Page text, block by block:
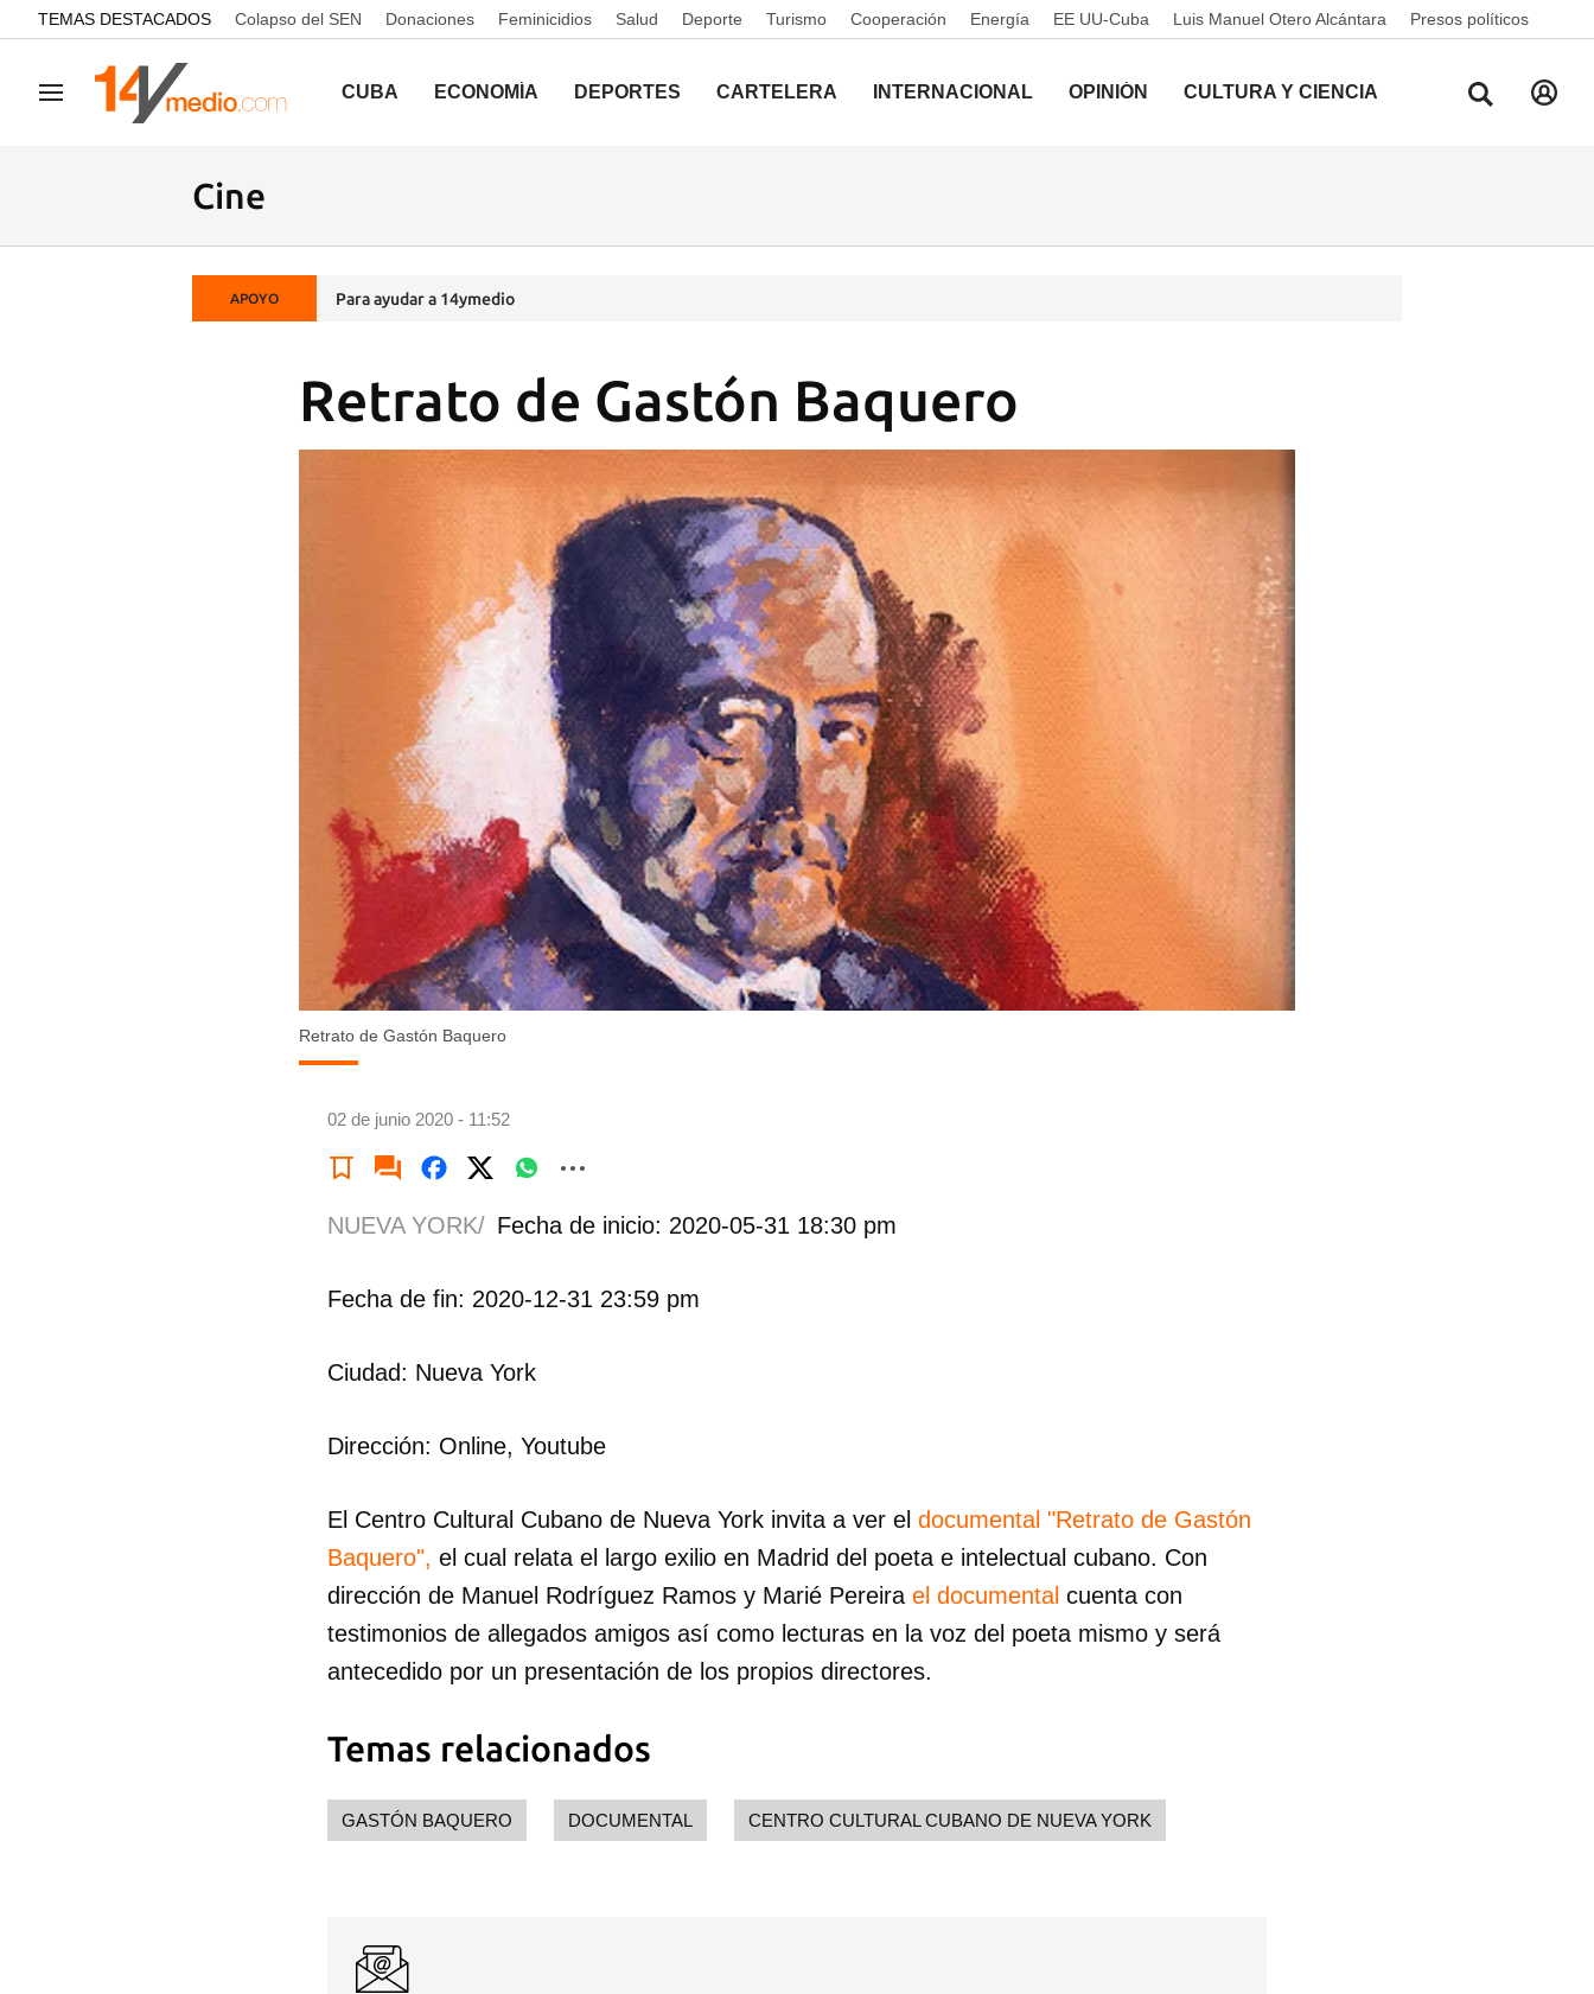
common.go-to-content
TEMAS DESTACADOS Colapso del SEN Donaciones Feminicidios Salud Deporte Turismo Cooperación Energía EE UU-Cuba Luis Manuel Otero Alcántara Presos políticos
Navegación CUBA ECONOMÍA DEPORTES CARTELERA INTERNACIONAL OPINIÓN CULTURA Y CIENCIA
Cine
APOYO Para ayudar a 14ymedio
Retrato de Gastón Baquero
Retrato de Gastón Baquero
02 de junio 2020 - 11:52
Guardar como favorito
NUEVA YORK/ Fecha de inicio: 2020-05-31 18:30 pm
Fecha de fin: 2020-12-31 23:59 pm
Ciudad: Nueva York
Dirección: Online, Youtube
El Centro Cultural Cubano de Nueva York invita a ver el documental "Retrato de Gastón
Baquero", el cual relata el largo exilio en Madrid del poeta e intelectual cubano. Con
dirección de Manuel Rodríguez Ramos y Marié Pereira el documental cuenta con
testimonios de allegados amigos así como lecturas en la voz del poeta mismo y será
antecedido por un presentación de los propios directores.
Temas relacionados
GASTÓN BAQUERO DOCUMENTAL CENTRO CULTURAL CUBANO DE NUEVA YORK